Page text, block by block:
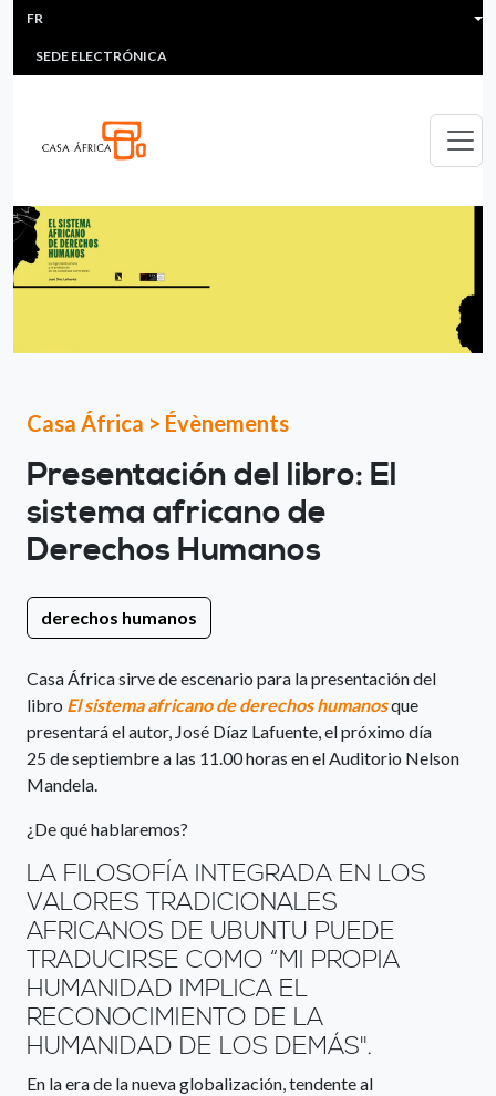
Aller au contenu principal
HEADER MENU
MULTIMEDIA
SEDE ELECTRÓNICA
FR
Casa África > Évènements
Presentación del libro: El
sistema africano de
Derechos Humanos
derechos humanos
Casa África sirve de escenario para la presentación del
libro El sistema africano de derechos humanosque
presentará el autor, José Díaz Lafuente, el próximo día
25 de septiembre a las 11.00 horas en el Auditorio Nelson
Mandela.
¿De qué hablaremos?
LA FILOSOFÍA INTEGRADA EN LOS
VALORES TRADICIONALES
AFRICANOS DE UBUNTU PUEDE
TRADUCIRSE COMO “MI PROPIA
HUMANIDAD IMPLICA EL
RECONOCIMIENTO DE LA
HUMANIDAD DE LOS DEMÁS".
En la era de la nueva globalización, tendente al